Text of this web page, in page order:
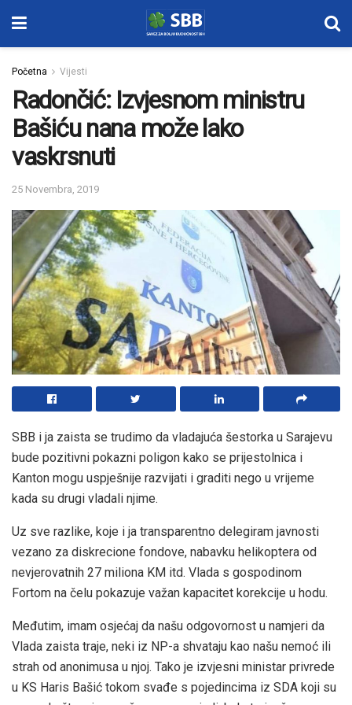
Početna Vijesti
Radončić: Izvjesnom ministru
Bašiću nana može lako
vaskrsnuti
25 Novembra, 2019
SBB i ja zaista se trudimo da vladajuća šestorka u Sarajevu
bude pozitivni pokazni poligon kako se prijestolnica i
Kanton mogu uspješnije razvijati i graditi nego u vrijeme
kada su drugi vladali njime.
Uz sve razlike, koje i ja transparentno delegiram javnosti
vezano za diskrecione fondove, nabavku helikoptera od
nevjerovatnih 27 miliona KM itd. Vlada s gospodinom
Fortom na čelu pokazuje važan kapacitet korekcije u hodu.
Međutim, imam osjećaj da našu odgovornost u namjeri da
Vlada zaista traje, neki iz NP-a shvataju kao našu nemoć ili
strah od anonimusa u njoj. Tako je izvjesni ministar privrede
u KS Haris Bašić tokom svađe s pojedincima iz SDA koji su